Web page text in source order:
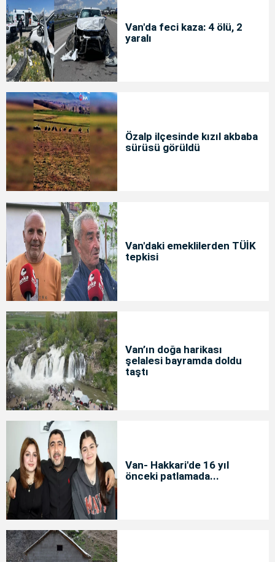
Van'da feci kaza: 4 ölü, 2
yaralı
Özalp ilçesinde kızıl akbaba
sürüsü görüldü
Van'daki emeklilerden TÜİK
tepkisi
Van’ın doğa harikası
şelalesi bayramda doldu
taştı
Van- Hakkari'de 16 yıl
önceki patlamada...